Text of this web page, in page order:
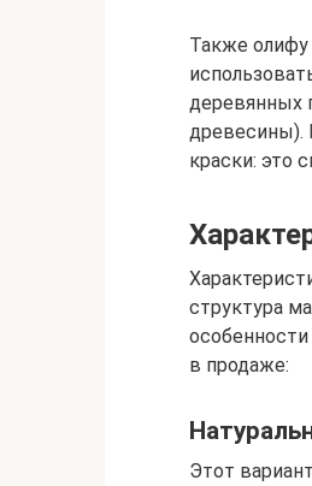
Также олифу
деревянных
древесины).
краски: это
структура
в продаже:
Этот